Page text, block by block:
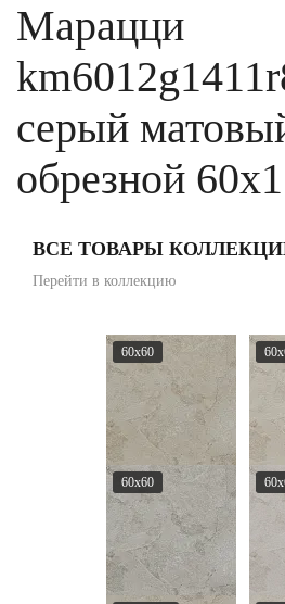
Марацци
серый
обрезной
ВСЕ ТОВАРЫ
Перейти в коллекцию
60x60
60x60